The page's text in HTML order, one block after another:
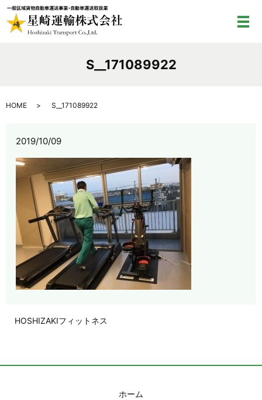
メ
S__171089922
HOME S__171089922
2019/10/09
HOSHIZAKIフィットネス
ホーム